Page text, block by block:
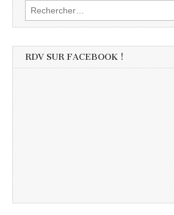
Rechercher :
RDV SUR FACEBOOK !